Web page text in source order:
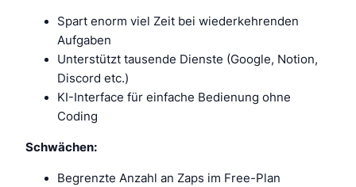
Spart enorm viel Zeit bei wiederkehrenden
Aufgaben
Unterstützt tausende Dienste (Google, Notion,
Discord etc.)
KI-Interface für einfache Bedienung ohne
Coding
Schwächen:
Begrenzte Anzahl an Zaps im Free-Plan